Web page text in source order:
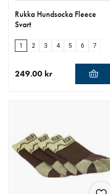
Rukka Hundsocka Fleece
Svart
1 2 3 4 5 6 7
249.00 kr